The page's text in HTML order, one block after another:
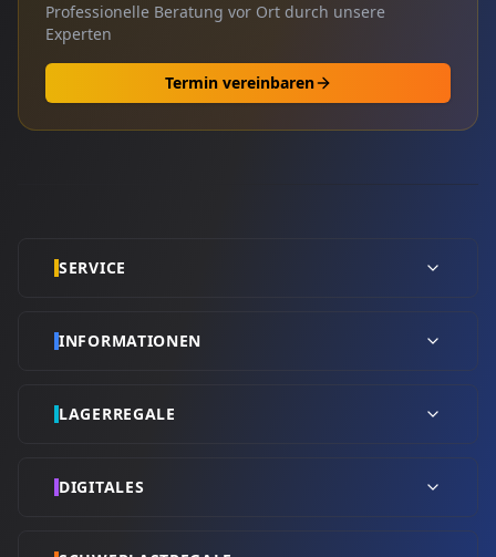
Professionelle Beratung vor Ort durch unsere
Experten
Termin vereinbaren
SERVICE
INFORMATIONEN
LAGERREGALE
DIGITALES